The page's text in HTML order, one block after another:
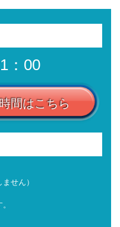
：00
間はこちら
せん）